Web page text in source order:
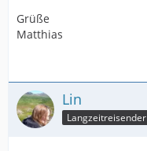
Grüße
Matthias
Lin
Langzeitreisender